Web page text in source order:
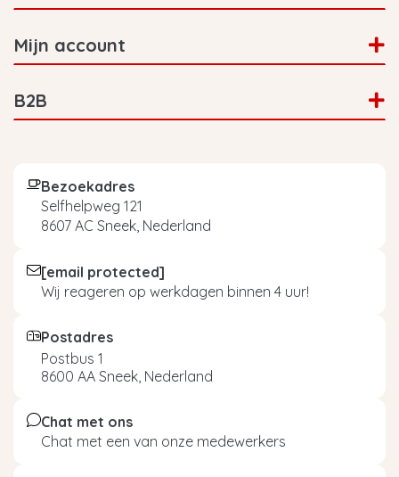
Mijn account
B2B
Bezoekadres
Selfhelpweg 121
8607 AC Sneek, Nederland
[email protected]
Wij reageren op werkdagen binnen 4 uur!
Postadres
Postbus 1
8600 AA Sneek, Nederland
Chat met ons
Chat met een van onze medewerkers